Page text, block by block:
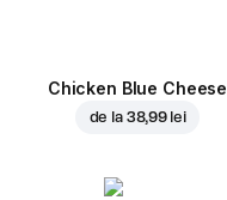
Chicken Blue Cheese
de la 38,99 lei